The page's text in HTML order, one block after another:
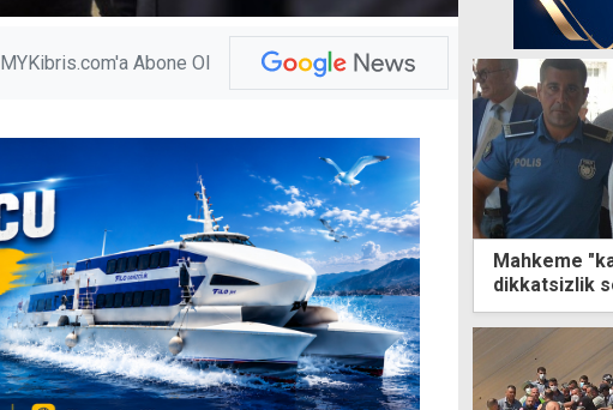
MYKibris.com'a Abone Ol
Mahkeme
dikkatsizlik